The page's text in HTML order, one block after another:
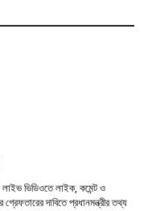
লাইভ ভিডিওতে লাইক, কমেন্ট ও
গ্রেফতারের দাবিতে প্রধানমন্ত্রীর তথ্য